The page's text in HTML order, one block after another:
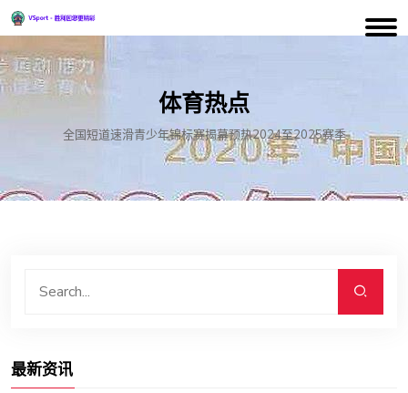
体育热点
全国短道速滑青少年锦标赛揭幕预热2024至2025赛季
最新资讯